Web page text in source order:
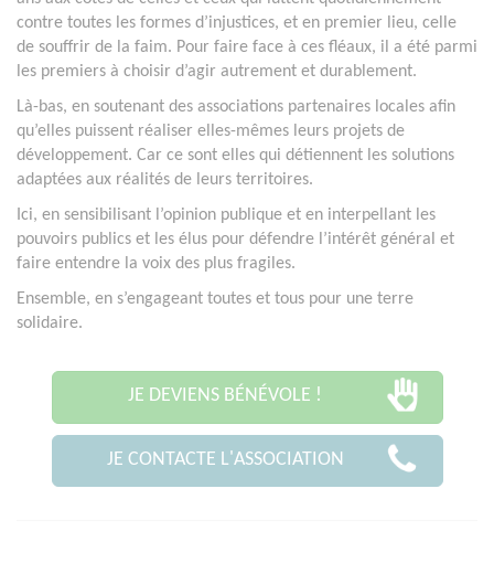
contre toutes les formes d’injustices, et en premier lieu, celle
de souffrir de la faim. Pour faire face à ces fléaux, il a été parmi
les premiers à choisir d’agir autrement et durablement.
Là-bas, en soutenant des associations partenaires locales afin
qu’elles puissent réaliser elles-mêmes leurs projets de
développement. Car ce sont elles qui détiennent les solutions
adaptées aux réalités de leurs territoires.
Ici, en sensibilisant l’opinion publique et en interpellant les
pouvoirs publics et les élus pour défendre l’intérêt général et
faire entendre la voix des plus fragiles.
Ensemble, en s’engageant toutes et tous pour une terre
solidaire.
JE DEVIENS BÉNÉVOLE !
JE CONTACTE L'ASSOCIATION